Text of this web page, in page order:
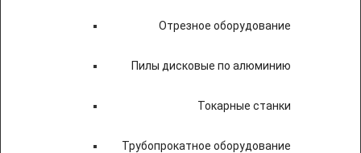
Отрезное оборудование
Пилы дисковые по алюминию
Токарные станки
Трубопрокатное оборудование